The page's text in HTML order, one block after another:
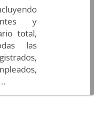
y
total,
las